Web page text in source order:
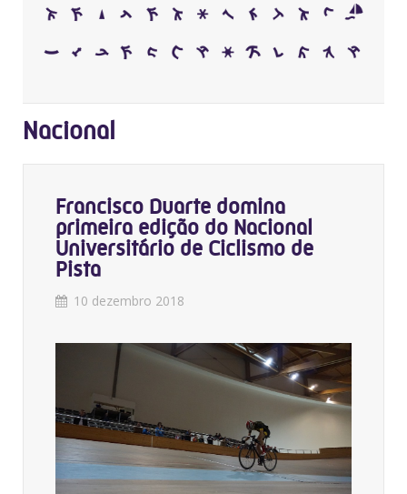
Nacional
Francisco Duarte domina
primeira edição do Nacional
Universitário de Ciclismo de
Pista
10 dezembro 2018